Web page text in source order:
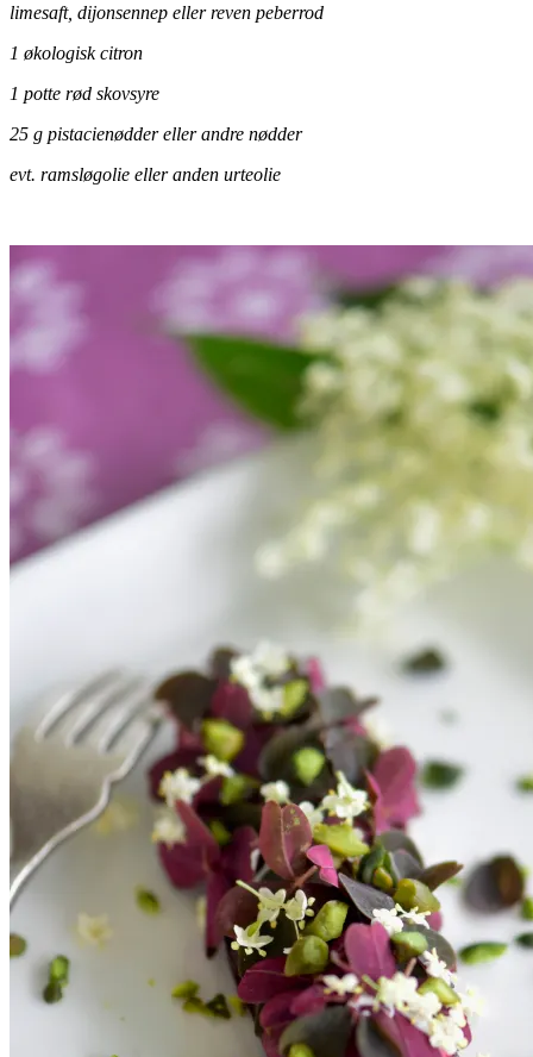
limesaft, dijonsennep eller reven peberrod
1 økologisk citron
1 potte rød skovsyre
25 g pistacienødder eller andre nødder
evt. ramsløgolie eller anden urteolie